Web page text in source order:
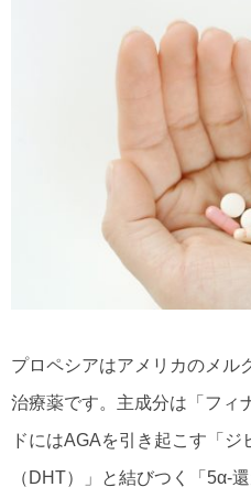
プロペシアはアメリカのメル
治療薬です。主成分は「フィ
ドにはAGAを引き起こす「ジ
（DHT）」と結びつく「5α-